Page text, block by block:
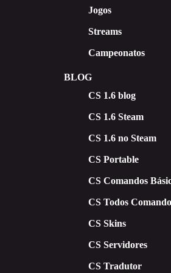
Jogos
Streams
Campeonatos
BLOG
CS 1.6 blog
CS 1.6 Steam
CS 1.6 no Steam
CS Portable
CS Comandos
CS Todos
CS Skins
CS Servidores
CS Tradutor